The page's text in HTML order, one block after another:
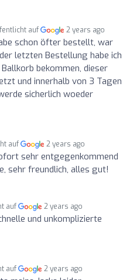
auf 2 years ago
schon öfter bestellt, war
letzten Bestellung habe ich
bekommen, dieser
und innerhalb von 3 Tagen
sicherlich woeder
auf 2 years ago
sehr entgegenkommend
sehr freundlich, alles gut!
auf 2 years ago
und unkomplizierte
auf 2 years ago